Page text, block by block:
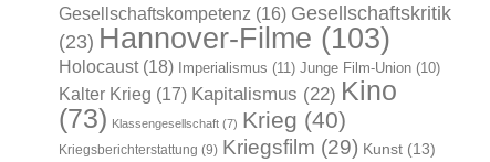
Gesellschaftskompetenz (16) Gesellschaftskritik
(23) Hannover-Filme (103)
Holocaust(18) Imperialismus (11) Junge Film-Union (10)
Kalter Krieg (17) Kapitalismus (22) Kino
(73) Klassengesellschaft (7) Krieg (40)
Kriegsberichterstattung (9) Kriegsfilm (29) Kunst (13)